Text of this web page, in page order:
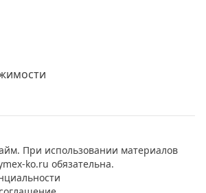
При использовании материалов
ko.ru обязательна.